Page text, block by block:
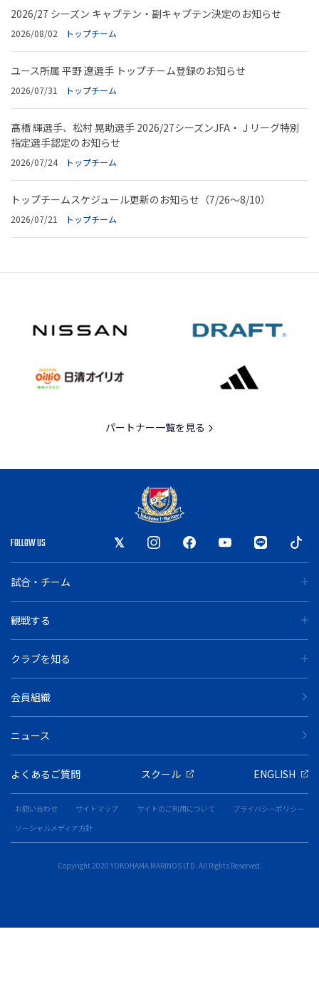
2026/27 シーズン キャプテン・副キャプテン決定のお知らせ
2026/08/02 トップチーム
ユース所属 平野 遼選手 トップチーム登録のお知らせ
2026/07/31 トップチーム
髙橋 輝選手、松村 晃助選手 2026/27シーズンJFA・Ｊリーグ特別
指定選手認定のお知らせ
2026/07/24 トップチーム
トップチームスケジュール更新のお知らせ（7/26～8/10）
2026/07/21 トップチーム
パートナー一覧を見る
FOLLOW US
試合・チーム
観戦する
クラブを知る
会員組織
ニュース
よくあるご質問 スクール ENGLISH
お問い合わせ サイトマップ サイトのご利用について
プライバシーポリシー
ソーシャルメディア方針
Copyright 2020 YOKOHAMA MARINOS LTD. All Rights Reserved.